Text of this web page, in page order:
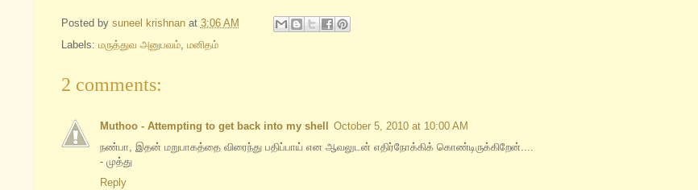
Posted by suneel krishnan at 3:06 AM
Labels: மருத்துவ அனுபவம், மனிதம்
2 comments:
Muthoo - Attempting to get back into my shell
October 5, 2010 at 10:00 AM
நண்பா, இதன் மறுபாகத்தை விரைந்து பதிப்பாய் என ஆவலுடன் எதிர்நோக்கிக் கொண்டிருக்கிறேன்....
- முத்து
Reply